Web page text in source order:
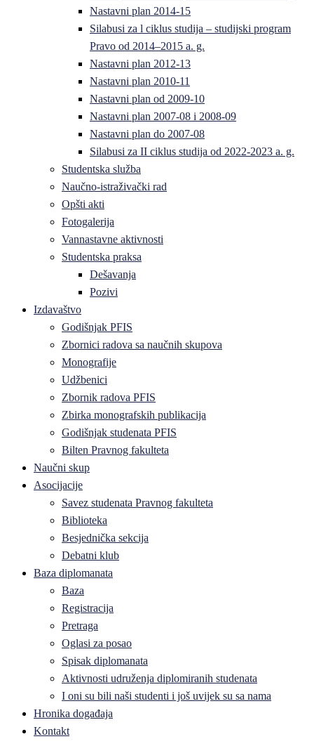
Nastavni plan 2014-15
Silabusi za l ciklus studija – studijski program
Pravo od 2014–2015 a. g.
Nastavni plan 2012-13
Nastavni plan 2010-11
Nastavni plan od 2009-10
Nastavni plan 2007-08 i 2008-09
Nastavni plan do 2007-08
Silabusi za II ciklus studija od 2022-2023 a. g.
Studentska služba
Naučno-istraživački rad
Opšti akti
Fotogalerija
Vannastavne aktivnosti
Studentska praksa
Dešavanja
Pozivi
Izdavaštvo
Godišnjak PFIS
Zbornici radova sa naučnih skupova
Monografije
Udžbenici
Zbornik radova PFIS
Zbirka monografskih publikacija
Godišnjak studenata PFIS
Bilten Pravnog fakulteta
Naučni skup
Asocijacije
Savez studenata Pravnog fakulteta
Biblioteka
Besjednička sekcija
Debatni klub
Baza diplomanata
Baza
Registracija
Pretraga
Oglasi za posao
Spisak diplomanata
Aktivnosti udruženja diplomiranih studenata
I oni su bili naši studenti i još uvijek su sa nama
Hronika događaja
Kontakt